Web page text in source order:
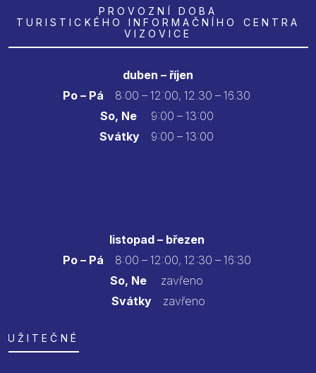
PROVOZNÍ DOBA
TURISTICKÉHO INFORMAČNÍHO CENTRA
VIZOVICE
duben – říjen
Po – Pá
8:00 – 12:00, 12.30 – 16.30
So, Ne9:00 – 13:00
Svátky 9:00 – 13:00
listopad – březen
Po – Pá 8:00 – 12:00, 12:30 – 16:30
So, Ne zavřeno
Svátkyzavřeno
UŽITEČNÉ